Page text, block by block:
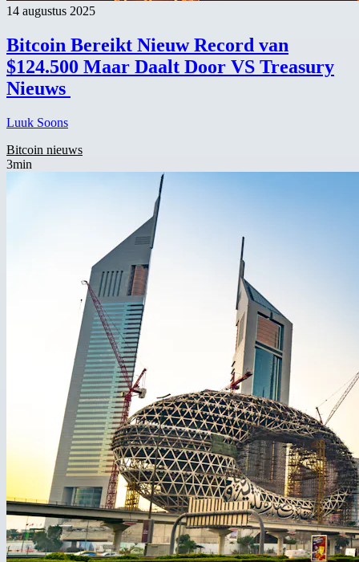
14 augustus 2025
Bitcoin Bereikt Nieuw Record van
$124.500 Maar Daalt Door VS Treasury
Nieuws
Luuk Soons
Bitcoin nieuws
3min